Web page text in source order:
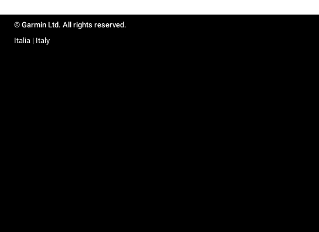
© Garmin Ltd. All rights reserved.
Italia | Italy